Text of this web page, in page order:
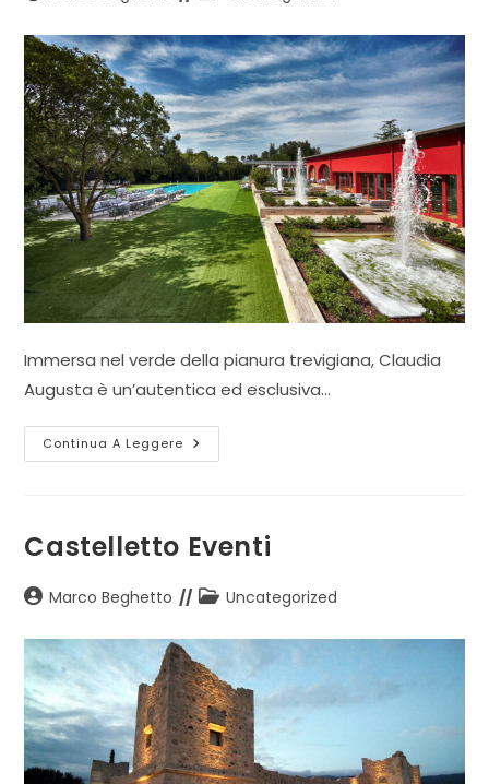
Immersa nel verde della pianura trevigiana, Claudia
Augusta è un’autentica ed esclusiva…
Continua A Leggere Residenza
Claudia
Castelletto Eventi
AutoreMarco Beghetto
Categoria
Uncategorized